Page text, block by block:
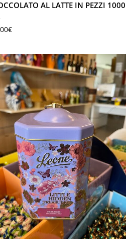
AL LATTE IN PEZZI 1000
€